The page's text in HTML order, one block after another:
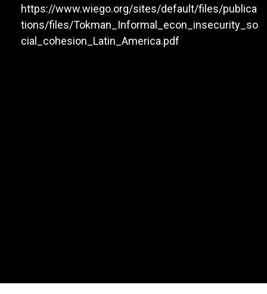
https://www.wiego.org/sites/default/files/publica
tions/files/Tokman_Informal_econ_insecurity_so
cial_cohesion_Latin_America.pdf